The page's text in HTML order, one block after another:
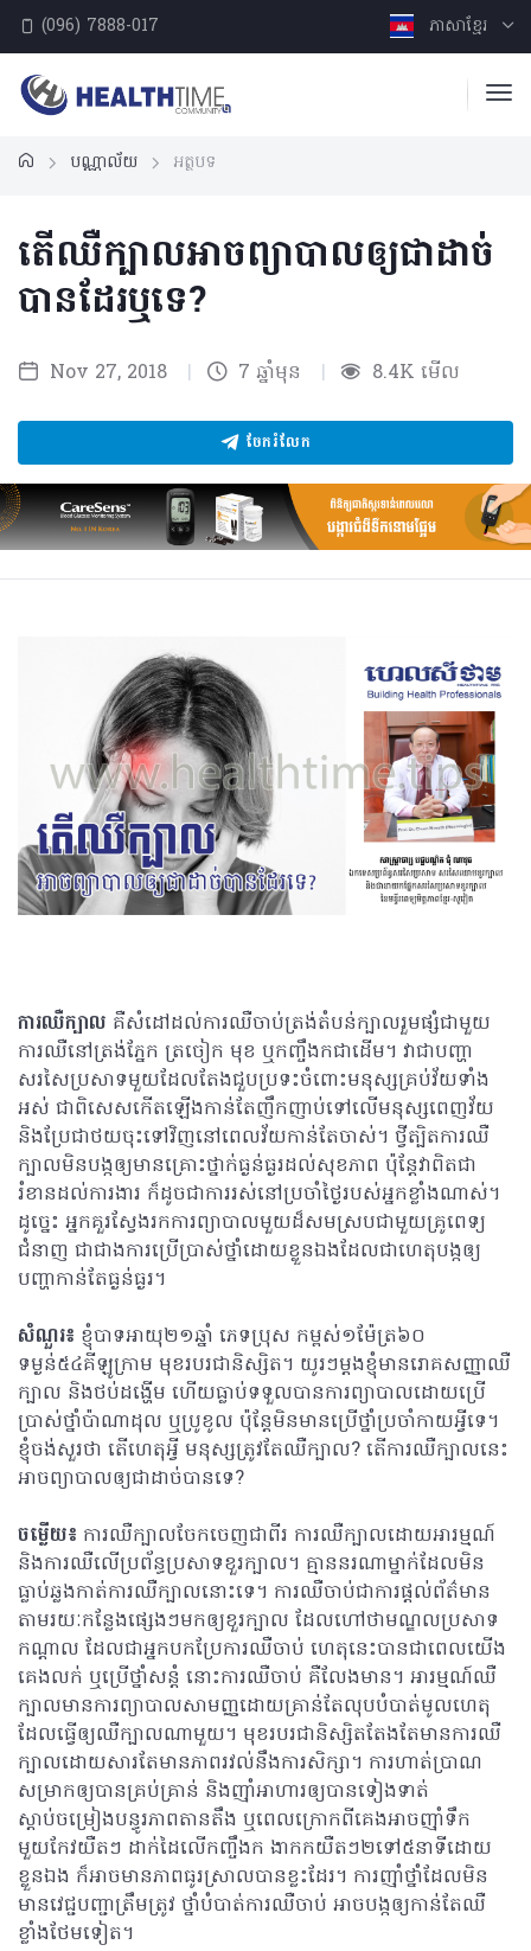
(096) 7888-017 ភាសាខ្មែរ
បណ្ណាល័យ អត្ថបទ
តើឈឺក្បាលអាចព្យាបាលឲ្យជាដាច់
បានដែរឬទេ?
Nov 27, 2018 | 7 ឆ្នាំមុន | 8.4K មើល
ចែករំលែក
ការឈឺក្បាល គឺសំដៅដល់ការឈឺចាប់ត្រង់តំបន់ក្បាលរួមផ្សំជាមួយ
ការឈឺនៅត្រង់ភ្នែក ត្រចៀក មុខ ឬកញ្ចឹងកជាដើម។ វាជាបញ្ហា
សរសៃប្រសាទមួយដែលតែងជួបប្រទះចំពោះមនុស្សគ្រប់វ័យទាំង
អស់ ជាពិសេសកើតឡើងកាន់តែញឹកញាប់ទៅលើមនុស្សពេញវ័យ
និងប្រែជាថយចុះទៅវិញនៅពេលវ័យកាន់តែចាស់។ ថ្វីត្បិតការឈឺ
ក្បាលមិនបង្កឲ្យមានគ្រោះថ្នាក់ធ្ងន់ធ្ងរដល់សុខភាព ប៉ុន្តែវាពិតជា
រំខានដល់ការងារ ក៏ដូចជាការរស់នៅប្រចាំថ្ងៃរបស់អ្នកខ្លាំងណាស់។
ដូច្នេះ អ្នកគួរស្វែងរកការព្យាបាលមួយដ៏សមស្របជាមួយគ្រូពេទ្យ
ជំនាញ ជាជាងការប្រើប្រាស់ថ្នាំដោយខ្លួនឯងដែលជាហេតុបង្កឲ្យ
បញ្ហាកាន់តែធ្ងន់ធ្ងរ។
សំណួរ៖ ខ្ញុំបាទអាយុ២១ឆ្នាំ ភេទប្រុស កម្ពស់១ម៉ែត្រ៦០
ទម្ងន់៥៤គីឡូក្រាម មុខរបរជានិស្សិត។ យូរៗម្តងខ្ញុំមានរោគសញ្ញាឈឺ
ក្បាល និងថប់ដង្ហើម ហើយធ្លាប់ទទួលបានការព្យាបាលដោយប្រើ
ប្រាស់ថ្នាំប៉ាណាដុល ឬប្រូខូល ប៉ុន្តែមិនមានប្រើថ្នាំប្រចាំកាយអ្វីទេ។
ខ្ញុំចង់សួរថា តើហេតុអ្វី មនុស្សត្រូវតែឈឺក្បាល? តើការឈឺក្បាលនេះ
អាចព្យាបាលឲ្យជាដាច់បានទេ?
ចម្លើយ៖ ការឈឺក្បាលចែកចេញជាពីរ ការឈឺក្បាលដោយអារម្មណ៍
និងការឈឺលើប្រព័ន្ធប្រសាទខួរក្បាល។ គ្មាននរណាម្នាក់ដែលមិន
ធ្លាប់ឆ្លងកាត់ការឈឺក្បាលនោះទេ។ ការឈឺចាប់ជាការផ្តល់ព័ត៌មាន
តាមរយៈកន្លែងផ្សេងៗមកឲ្យខួរក្បាល ដែលហៅថាមណ្ឌលប្រសាទ
កណ្តាល ដែលជាអ្នកបកប្រែការឈឺចាប់ ហេតុនេះបានជាពេលយើង
គេងលក់ ឬប្រើថ្នាំសន្តំ នោះការឈឺចាប់ គឺលែងមាន។ អារម្មណ៍ឈឺ
ក្បាលមានការព្យាបាលសាមញ្ញដោយគ្រាន់តែលុបបំបាត់មូលហេតុ
ដែលធ្វើឲ្យឈឺក្បាលណាមួយ។ មុខរបរជានិស្សិតតែងតែមានការឈឺ
ក្បាលដោយសារតែមានភាពរវល់នឹងការសិក្សា។ ការហាត់ប្រាណ
សម្រាកឲ្យបានគ្រប់គ្រាន់ និងញ៉ាំអាហារឲ្យបានទៀងទាត់
ស្តាប់ចម្រៀងបន្ធូរភាពតានតឹង ឬពេលក្រោក​ពីគេងអាចញ៉ាំទឹក
មួយកែវយឺតៗ ដាក់ដៃលើកញ្ចឹង​ក ងាកកយឺតៗ២ទៅ៥នាទីដោយ
ខ្លួនឯង ក៏អាចមានភាពធូរស្រាលបានខ្លះដែរ។ ការញ៉ាំថ្នាំដែលមិន
មានវេជ្ជបញ្ជាត្រឹមត្រូវ ថ្នាំបំបាត់ការឈឺចាប់ អាចបង្កឲ្យកាន់តែឈឺ
ខ្លាំងថែមទៀត។